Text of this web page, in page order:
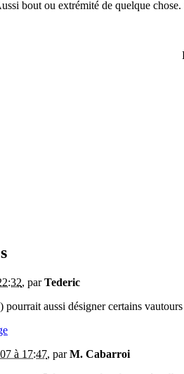
bout ou extrémité de quelque
, parTederic
aussi désigner certains
à 17:47, parM. Cabarroi